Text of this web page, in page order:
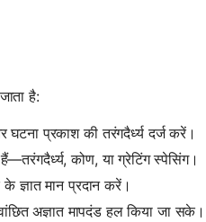
है:
घटना प्रकाश की तरंगदैर्ध्य दर्ज करें।
कोण, या ग्रेटिंग स्पेसिंग।
ज्ञात मान प्रदान करें।
अज्ञात मापदंड हल किया जा सके।